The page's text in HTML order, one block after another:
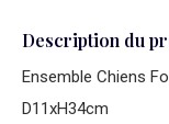
Description du
Ensemble Chiens
D11xH34cm